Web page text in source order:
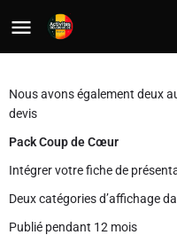
Nous avons également deux
devis
Pack Coup de Cœur
Intégrer votre fiche de
Deux catégories d’affichage
Publié pendant 12 mois